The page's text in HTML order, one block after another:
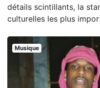
détails scintillants, la
culturelles les plus
Musique